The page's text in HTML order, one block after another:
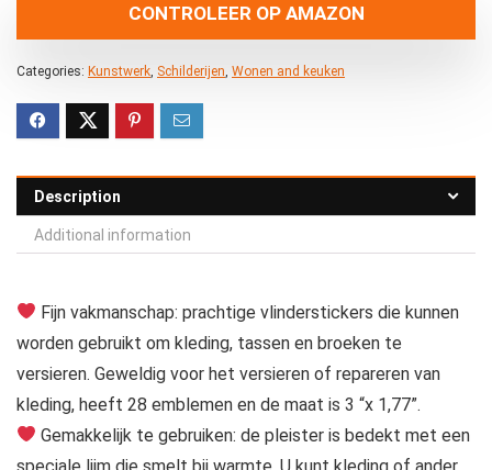
CONTROLEER OP AMAZON
Categories: Kunstwerk Schilderijen Wonen and keuken
Description
Additional information
Fijn vakmanschap: prachtige vlinderstickers die kunnen
worden gebruikt om kleding, tassen en broeken te
versieren. Geweldig voor het versieren of repareren van
kleding, heeft 28 emblemen en de maat is 3 “x 1,77”.
Gemakkelijk te gebruiken: de pleister is bedekt met een
speciale lijm die smelt bij warmte. U kunt kleding of ander